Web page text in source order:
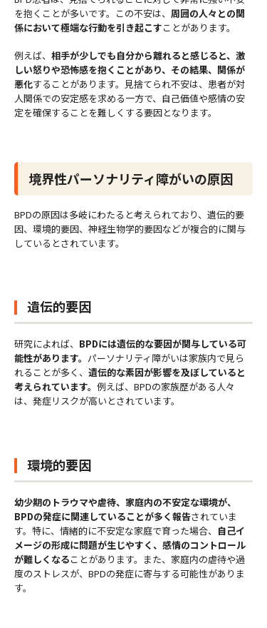
を抱くことが多いです。この不安は、 周囲の人々との関
係において極端な行動を引き起こすことがあります。
例えば、 相手が少しでも自分から離れると感じると、激
しい怒りや恐怖感を抱くことがあり、その結果、関係が
悪化することがあります。見捨てられ不安は、患者が対
人関係での安定感を求める一方で、自己価値や感情の安
定を確保することを難しくする要因となります。
境界性パーソナリティ障がいの原因
BPDの原因は多岐にわたると考えられており、遺伝的要
因、環境的要因、神経生物学的要因などが複合的に関与
しているとされています。
遺伝的要因
研究によれば、 BPDには遺伝的な要因が関与している可
能性があります。 パーソナリティ障がいは家族内で見ら
れることが多く、 遺伝的な素因が影響を及ぼしていると
考えられています。 例えば、BPDの家族歴がある人々
は、発症リスクが高いとされています。
環境的要因
幼少期のトラウマや虐待、家庭内の不安定な環境が、
BPDの発症に関連していることが多く報告されていま
す。特に、情緒的に不安定な家庭で育った場合、 自己イ
メージの形成に問題が生じやすく、感情のコントロール
が難しくなることがあります。また、家庭内の虐待や過
度のストレスが、BPDの発症に寄与する可能性がありま
す。